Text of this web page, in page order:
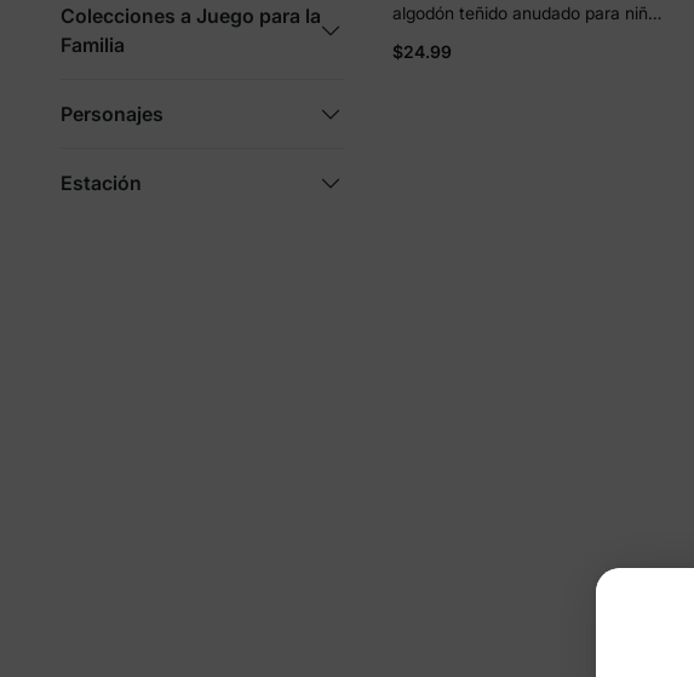
Colecciones a Juego para la
Familia
Personajes
Estación
algodón teñido anudado para niño
$24.99